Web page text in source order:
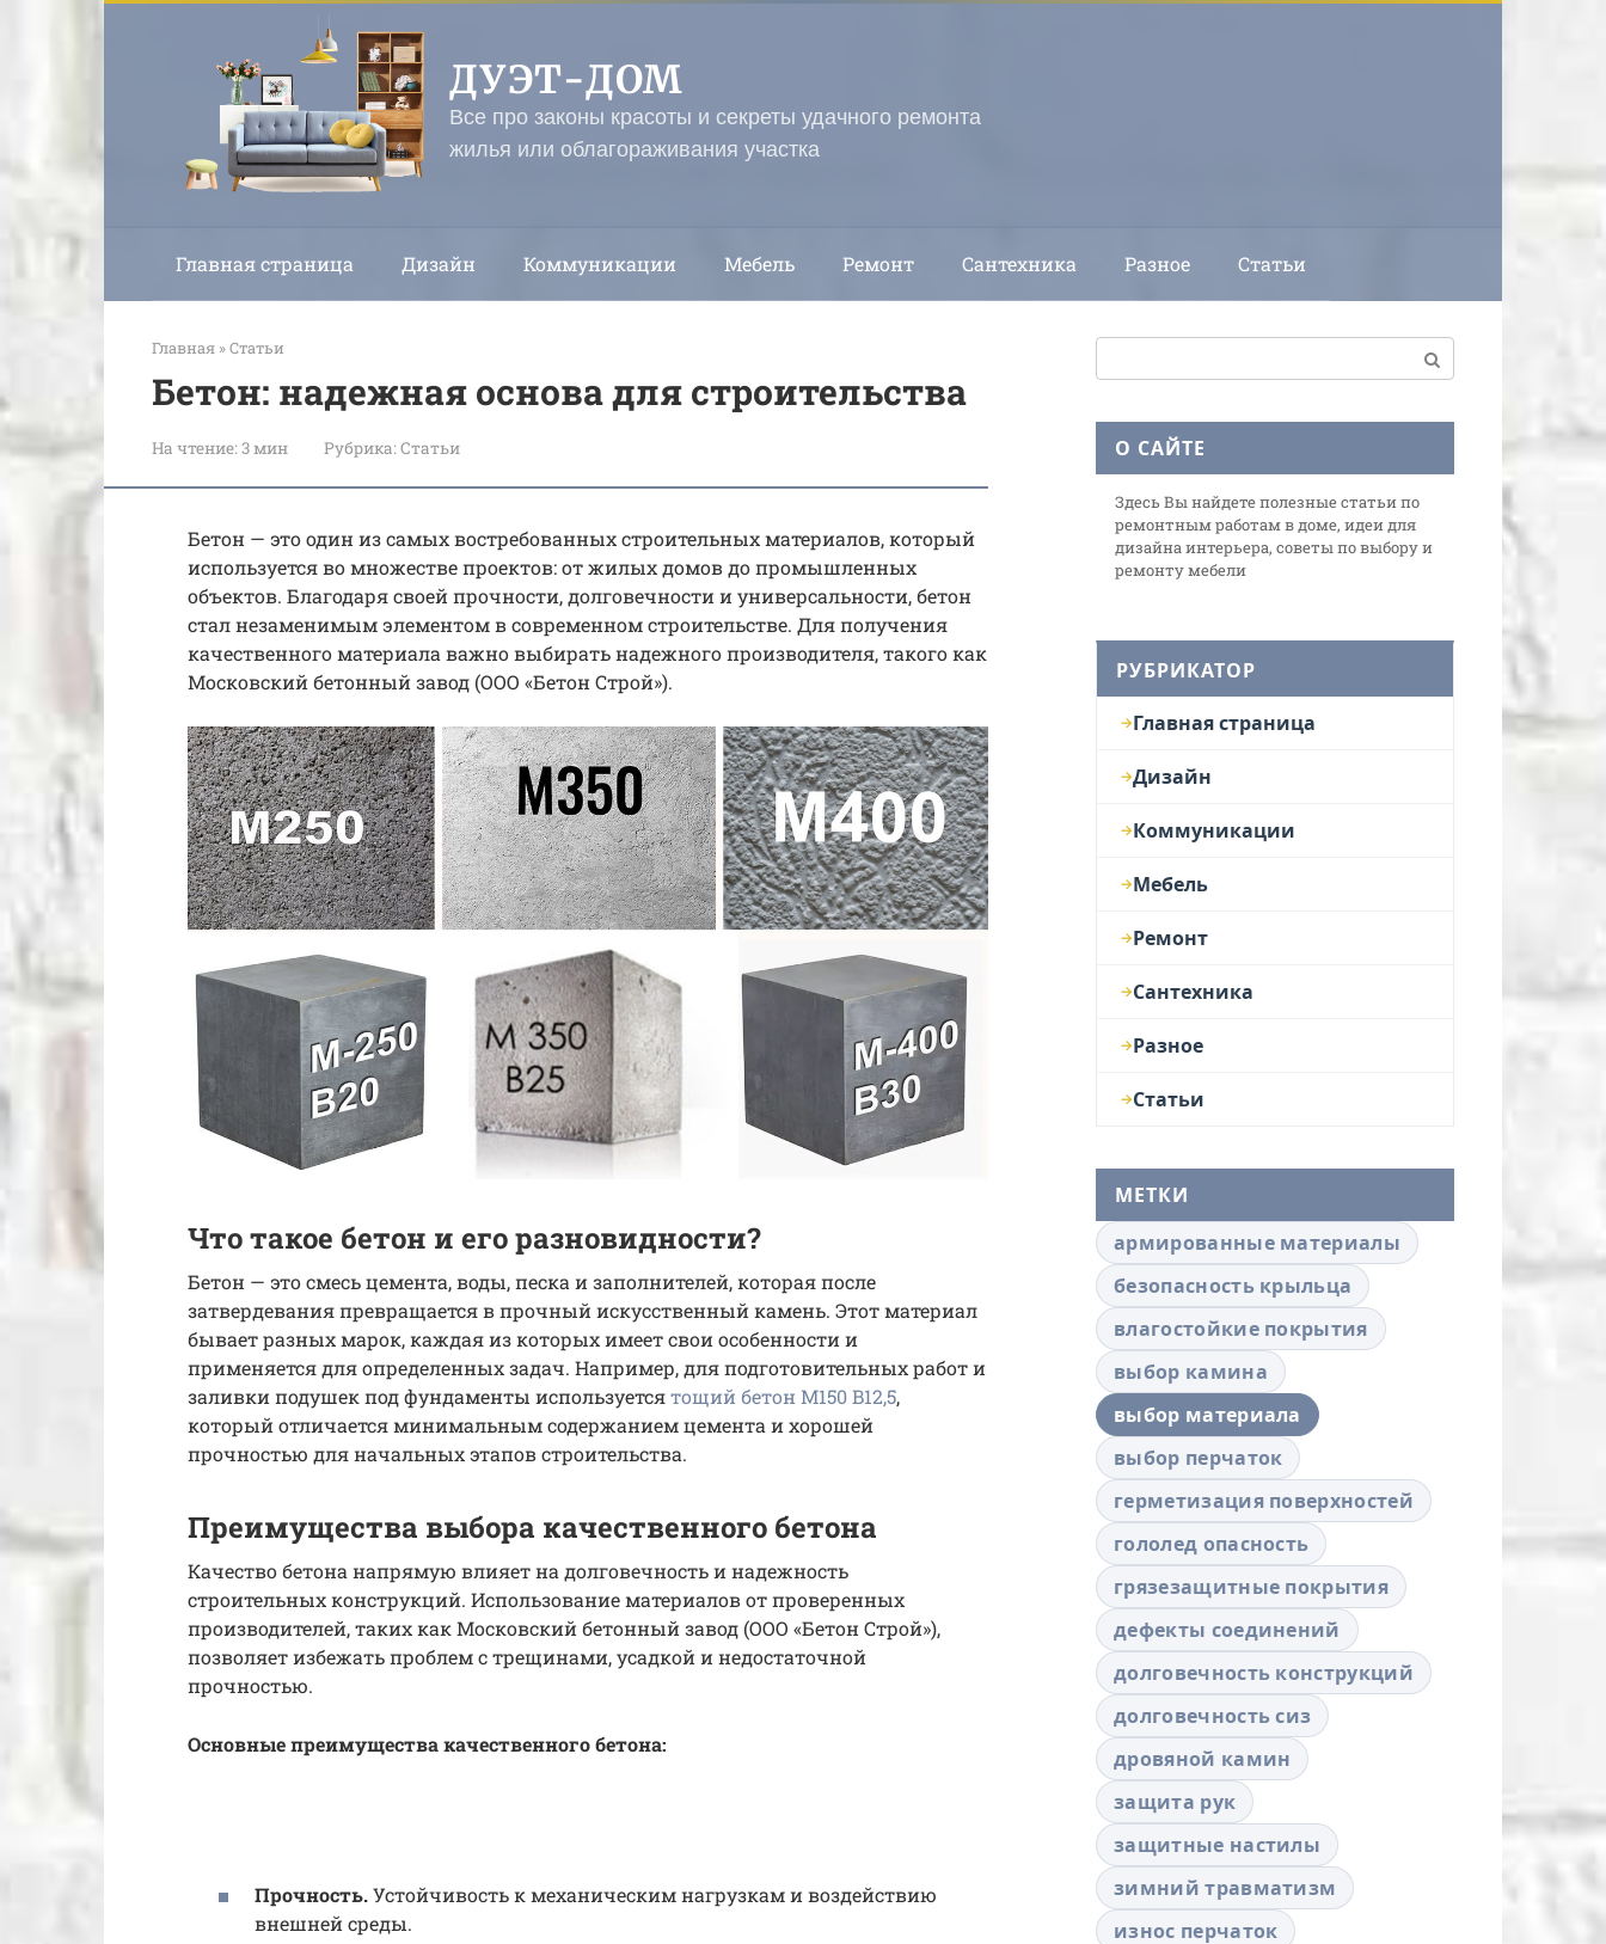
ДУЭТ-ДОМ
Все про законы красоты и секреты удачного ремонта
жилья или облагораживания участка
Главная страница Дизайн Коммуникации Мебель Ремонт Сантехника Разное Статьи
Главная »Статьи
Бетон: надежная основа для строительства
На чтение:3 мин Рубрика:Статьи
Бетон — это один из самых востребованных строительных материалов, который
используется во множестве проектов: от жилых домов до промышленных
объектов. Благодаря своей прочности, долговечности и универсальности, бетон
стал незаменимым элементом в современном строительстве. Для получения
качественного материала важно выбирать надежного производителя, такого как
Московский бетонный завод (ООО «Бетон Строй»).
Что такое бетон и его разновидности?
Бетон — это смесь цемента, воды, песка и заполнителей, которая после
затвердевания превращается в прочный искусственный камень. Этот материал
бывает разных марок, каждая из которых имеет свои особенности и
применяется для определенных задач. Например, для подготовительных работ и
заливки подушек под фундаменты используетсятощий бетон М150 B12,5,
который отличается минимальным содержанием цемента и хорошей
прочностью для начальных этапов строительства.
Преимущества выбора качественного бетона
Качество бетона напрямую влияет на долговечность и надежность
строительных конструкций. Использование материалов от проверенных
производителей, таких как Московский бетонный завод (ООО «Бетон Строй»),
позволяет избежать проблем с трещинами, усадкой и недостаточной
прочностью.
Основные преимущества качественного бетона:
Прочность.Устойчивость к механическим нагрузкам и воздействию
внешней среды.
О САЙТЕ
Здесь Вы найдете полезные статьи по
ремонтным работам в доме, идеи для
дизайна интерьера, советы по выбору и
ремонту мебели
РУБРИКАТОР
Главная страница
Дизайн
Коммуникации
Мебель
Ремонт
Сантехника
Разное
Статьи
МЕТКИ
армированные материалы
безопасность крыльца
влагостойкие покрытия
выбор камина
выбор материала
выбор перчаток
герметизация поверхностей
гололед опасность
грязезащитные покрытия
дефекты соединений
долговечность конструкций
долговечность сиз
дровяной камин
защита рук
защитные настилы
зимний травматизм
износ перчаток